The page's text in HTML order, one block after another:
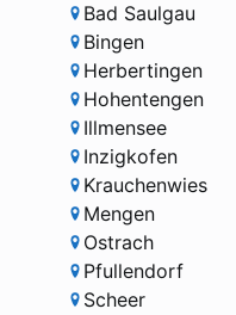
Bad Saulgau
Bingen
Herbertingen
Hohentengen
Illmensee
Inzigkofen
Krauchenwies
Mengen
Ostrach
Pfullendorf
Scheer